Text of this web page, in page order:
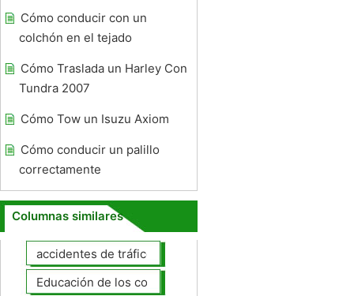
Cómo conducir con un
colchón en el tejado
Cómo Traslada un Harley Con
Tundra 2007
Cómo Tow un Isuzu Axiom
Cómo conducir un palillo
correctamente
Columnas similares
accidentes de tráfico
Educación de los conductores